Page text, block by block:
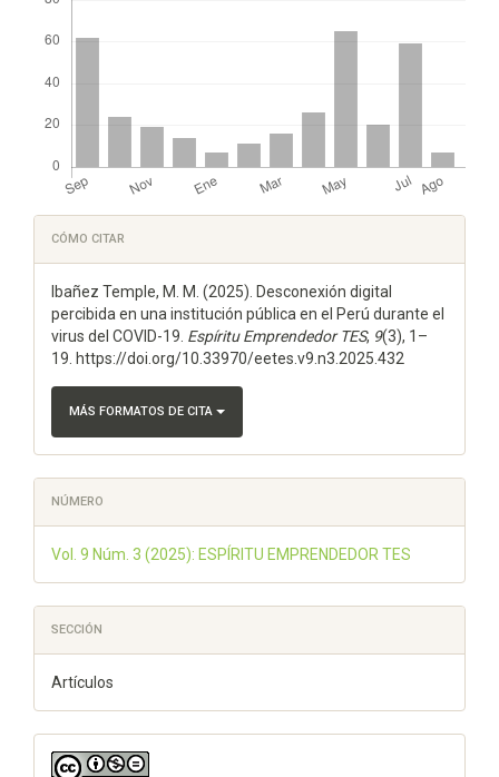
Detalles
del
artículo
CÓMO CITAR
Ibañez Temple, M. M. (2025). Desconexión digital
percibida en una institución pública en el Perú durante el
virus del COVID-19. Espí­ritu Emprendedor TES, 9(3), 1–
19. https://doi.org/10.33970/eetes.v9.n3.2025.432
MÁS FORMATOS DE CITA
NÚMERO
Vol. 9 Núm. 3 (2025): ESPÍRITU EMPRENDEDOR TES
SECCIÓN
Artículos